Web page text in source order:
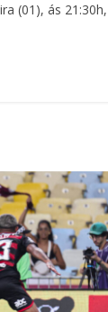
(01), ás 21:30h,